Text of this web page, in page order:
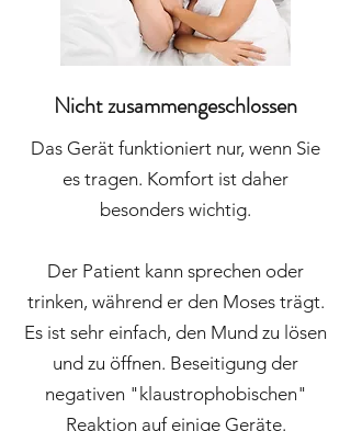
Nicht zusammengeschlossen
Das Gerät funktioniert nur, wenn Sie
es tragen. Komfort ist daher
besonders wichtig.
Der Patient kann sprechen oder
trinken, während er den Moses trägt.
Es ist sehr einfach, den Mund zu lösen
und zu öffnen. Beseitigung der
negativen "klaustrophobischen"
Reaktion auf einige Geräte.